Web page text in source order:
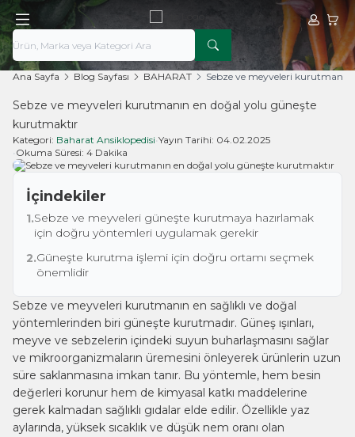
Hesabım
Ana Sayfa Blog Sayfası BAHARAT Sebze ve meyveleri
Sebze ve meyveleri kurutmanın en doğal yolu güneşte
kurutmaktır
Kategori: Baharat Ansiklopedisi•Yayın Tarihi: 04.02.2025
• Okuma Süresi: 4 Dakika
İçindekiler
1.Sebze ve meyveleri güneşte kurutmaya hazırlamak
için doğru yöntemleri uygulamak gerekir
2.Güneşte kurutma işlemi için doğru ortamı seçmek
önemlidir
Sebze ve meyveleri kurutmanın en sağlıklı ve doğal
yöntemlerinden biri güneşte kurutmadır. Güneş ışınları,
meyve ve sebzelerin içindeki suyun buharlaşmasını sağlar
ve mikroorganizmaların üremesini önleyerek ürünlerin uzun
süre saklanmasına imkan tanır. Bu yöntemle, hem besin
değerleri korunur hem de kimyasal katkı maddelerine
gerek kalmadan sağlıklı gıdalar elde edilir. Özellikle yaz
aylarında, yüksek sıcaklık ve düşük nem oranı olan